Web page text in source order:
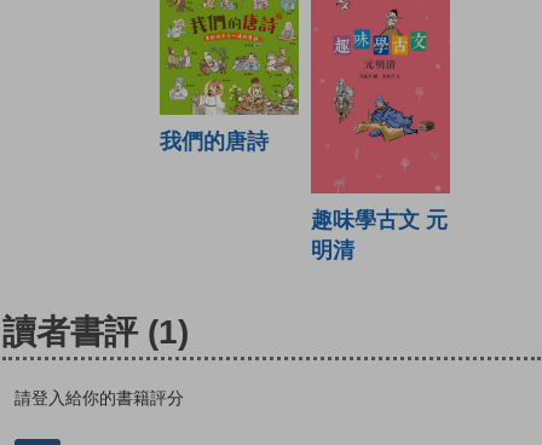
我們的唐詩
趣味學古文 元
明清
讀者書評 (1)
請登入給你的書籍評分